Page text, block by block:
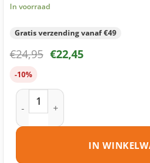
In voorraad
Gratis verzending vanaf €49
€24,95 €22,45
-10%
Brother TN-2410 toner zwart
IN